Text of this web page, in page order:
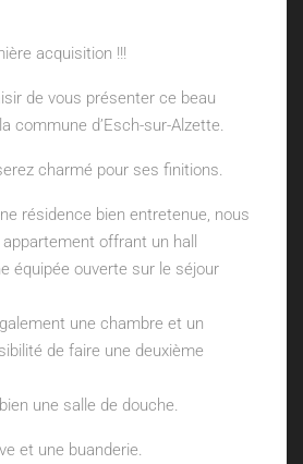
acquisition !!!
de vous présenter ce beau
commune d’Esch-sur-Alzette.
charmé pour ses finitions.
résidence bien entretenue, nous
offrant un hall
équipée ouverte sur le séjour
une chambre et un
de faire une deuxième
une salle de douche.
et une buanderie.